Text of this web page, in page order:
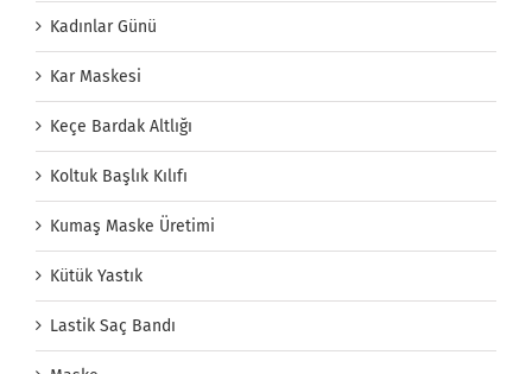
Kadınlar Günü
Kar Maskesi
Keçe Bardak Altlığı
Koltuk Başlık Kılıfı
Kumaş Maske Üretimi
Kütük Yastık
Lastik Saç Bandı